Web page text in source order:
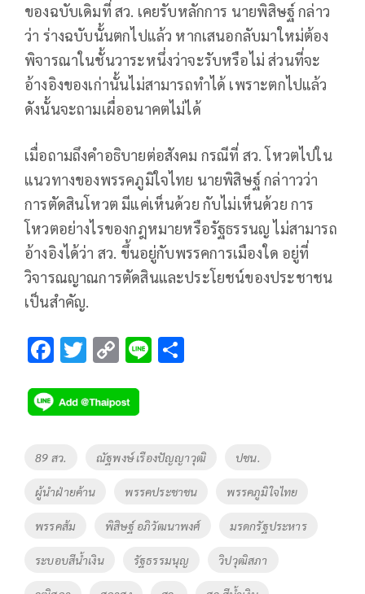
ของฉบับเดิมที่ สว. เคยรับหลักการ นายพิสิษฐ์ กล่าว
ว่า ร่างฉบับนั้นตกไปแล้ว หากเสนอกลับมาใหม่ต้อง
พิจารณาในชั้นวาระหนึ่งว่าจะรับหรือไม่ ส่วนที่จะ
อ้างอิงของเก่านั้นไม่สามารถทำได้ เพราะตกไปแล้ว
ดังนั้นจะถามเผื่ออนาคตไม่ได้
เมื่อถามถึงคำอธิบายต่อสังคม กรณีที่ สว. โหวตไปใน
แนวทางของพรรคภูมิใจไทย นายพิสิษฐ์ กล่าาวว่า
การตัดสินโหวต มีแค่เห็นด้วย กับไม่เห็นด้วย การ
โหวตอย่างไรของกฎหมายหรือรัฐธรรนญ ไม่สามารถ
อ้างอิงได้ว่า สว. ขึ้นอยู่กับพรรคการเมืองใด อยู่ที่
วิจารณญาณการตัดสินและประโยชน์ของประชาชน
เป็นสำคัญ.
F
e
b
o
o
k
T
tt
er
C
p
y
Li
k
Li
Tags
89 สว. ณัฐพงษ์ เรืองปัญญาวุฒิ ปชน.
ผู้นำฝ่ายค้าน พรรคประชาชน พรรคภูมิใจไทย
พรรคส้ม พิสิษฐ์ อภิวัฒนาพงศ์ มรดกรัฐประหาร
ระบอบสีน้ำเงิน รัฐธรรมนุญ วิปวุฒิสภา